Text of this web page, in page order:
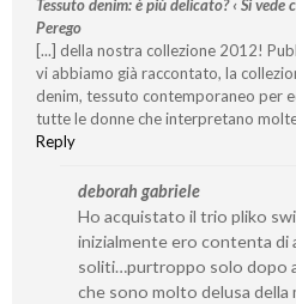
Tessuto denim: è più delicato? ‹ Si vede
Perego
[...] della nostra collezione 2012!
vi abbiamo già raccontato, la
denim, tessuto contemporaneo per
tutte le donne che interpretano
Reply
deborah gabriele
Ho acquistato il trio pliko
inizialmente ero contenta
soliti…purtroppo solo dopo
che sono molto delusa della